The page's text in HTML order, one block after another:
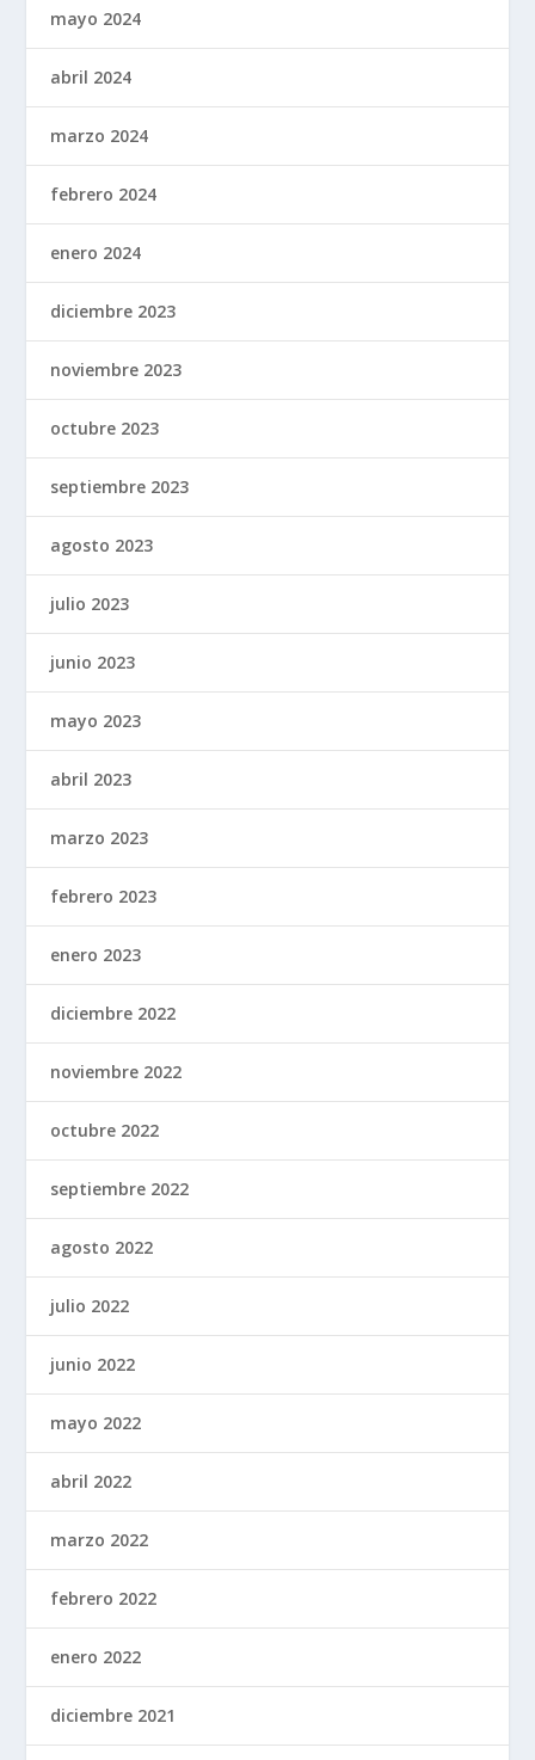
mayo 2024
abril 2024
marzo 2024
febrero 2024
enero 2024
diciembre 2023
noviembre 2023
octubre 2023
septiembre 2023
agosto 2023
julio 2023
junio 2023
mayo 2023
abril 2023
marzo 2023
febrero 2023
enero 2023
diciembre 2022
noviembre 2022
octubre 2022
septiembre 2022
agosto 2022
julio 2022
junio 2022
mayo 2022
abril 2022
marzo 2022
febrero 2022
enero 2022
diciembre 2021